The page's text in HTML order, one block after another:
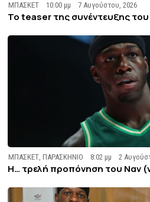
ΜΠΑΣΚΕΤ 10:00 μμ 7 Αυγούστου, 2026
To teaser της συνέντευξης
ΜΠΑΣΚΕΤ,ΠΑΡΑΣΚΗΝΙΟ 8:02 μμ 2
Η… τρελή προπόνηση του Ναν